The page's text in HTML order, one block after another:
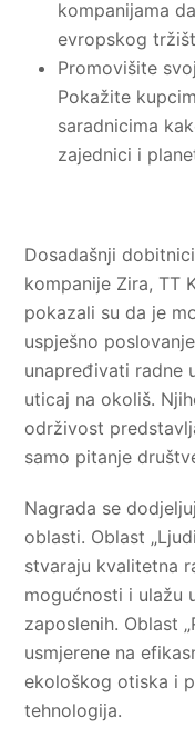
kompanijama
evropskog
Promovišite
Pokažite
saradnicima
zajednici i
Dosadašnji
kompanije Zira, TT
pokazali su da je
uspješno
unapređivati radne
uticaj na okoliš.
održivost
samo pitanje
Nagrada se
oblasti. Oblast
stvaraju kvalitetna
mogućnosti i ulažu
zaposlenih. Oblast
usmjerene na
ekološkog otiska i
tehnologija.